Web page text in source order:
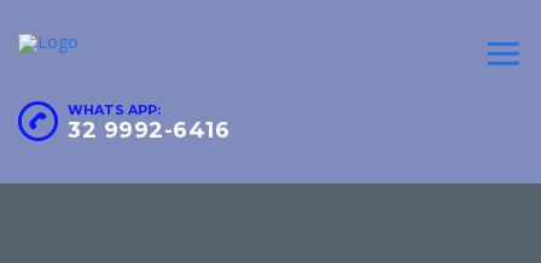
WHATS APP:
32 9992-6416